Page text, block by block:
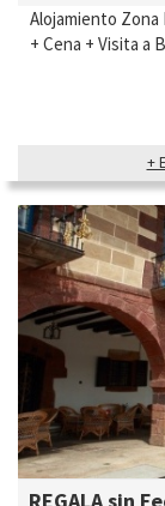
Alojamiento
+ Cena + Visita a
+